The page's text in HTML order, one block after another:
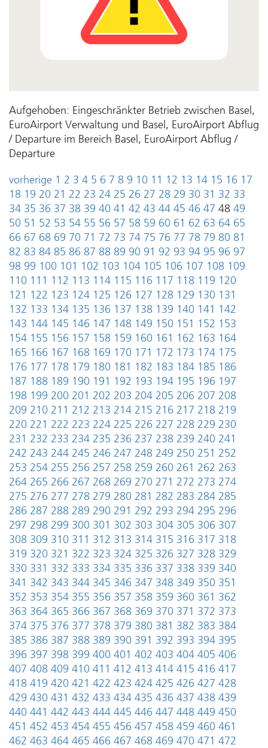
Aufgehoben: Eingeschränkter Betrieb zwischen Basel,
EuroAirport Verwaltung und Basel, EuroAirport Abflug
/ Departure im Bereich Basel, EuroAirport Abflug /
Departure
vorherige 1 2 3 4 5 6 7 8 9 10 11 12 13 14 15 16 17
18 19 20 21 22 23 24 25 26 27 28 29 30 31 32 33
34 35 36 37 38 39 40 41 42 43 44 45 46 47 48 49
50 51 52 53 54 55 56 57 58 59 60 61 62 63 64 65
66 67 68 69 70 71 72 73 74 75 76 77 78 79 80 81
82 83 84 85 86 87 88 89 90 91 92 93 94 95 96 97
98 99 100 101 102 103 104 105 106 107 108 109
110 111 112 113 114 115 116 117 118 119 120
121 122 123 124 125 126 127 128 129 130 131
132 133 134 135 136 137 138 139 140 141 142
143 144 145 146 147 148 149 150 151 152 153
154 155 156 157 158 159 160 161 162 163 164
165 166 167 168 169 170 171 172 173 174 175
176 177 178 179 180 181 182 183 184 185 186
187 188 189 190 191 192 193 194 195 196 197
198 199 200 201 202 203 204 205 206 207 208
209 210 211 212 213 214 215 216 217 218 219
220 221 222 223 224 225 226 227 228 229 230
231 232 233 234 235 236 237 238 239 240 241
242 243 244 245 246 247 248 249 250 251 252
253 254 255 256 257 258 259 260 261 262 263
264 265 266 267 268 269 270 271 272 273 274
275 276 277 278 279 280 281 282 283 284 285
286 287 288 289 290 291 292 293 294 295 296
297 298 299 300 301 302 303 304 305 306 307
308 309 310 311 312 313 314 315 316 317 318
319 320 321 322 323 324 325 326 327 328 329
330 331 332 333 334 335 336 337 338 339 340
341 342 343 344 345 346 347 348 349 350 351
352 353 354 355 356 357 358 359 360 361 362
363 364 365 366 367 368 369 370 371 372 373
374 375 376 377 378 379 380 381 382 383 384
385 386 387 388 389 390 391 392 393 394 395
396 397 398 399 400 401 402 403 404 405 406
407 408 409 410 411 412 413 414 415 416 417
418 419 420 421 422 423 424 425 426 427 428
429 430 431 432 433 434 435 436 437 438 439
440 441 442 443 444 445 446 447 448 449 450
451 452 453 454 455 456 457 458 459 460 461
462 463 464 465 466 467 468 469 470 471 472